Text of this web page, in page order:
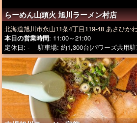
らーめん山頭火 旭川ラーメン村店
北海道旭川市永山11条4丁目119-48 あさひか
本日の営業時間: 11:00～21:00
定休日: - 駐車場: 約1,300台(パワーズ共用駐